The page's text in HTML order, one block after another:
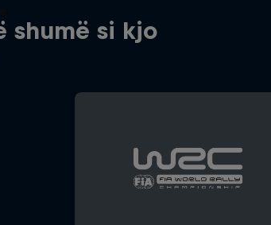
shumë si kjo